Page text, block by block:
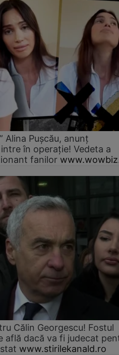
Alina Pușcău, anunț
în operație! Vedeta a
fanilor
Călin Georgescu! Fostul
află dacă va fi judecat
www.stirilekanald.ro